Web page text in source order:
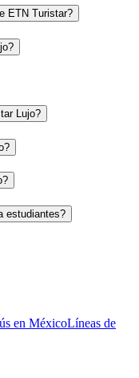
ETN Turistar?
Lujo?
estudiantes?
en MéxicoLíneas de